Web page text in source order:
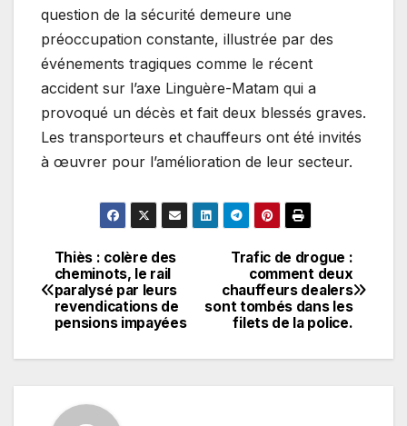
question de la sécurité demeure une
préoccupation constante, illustrée par des
événements tragiques comme le récent
accident sur l’axe Linguère-Matam qui a
provoqué un décès et fait deux blessés graves.
Les transporteurs et chauffeurs ont été invités
à œuvrer pour l’amélioration de leur secteur.
Navigation
de
l’article
Trafic de drogue :
comment deux
chauffeurs dealers
sont tombés dans les
filets de la police.
Thiès : colère des
cheminots, le rail
paralysé par leurs
revendications de
pensions impayées